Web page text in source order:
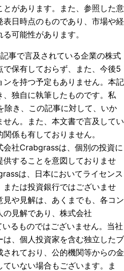
とがあります。また、参照した意
日時点のものであり、市場や経
可能性があります。
事で言及されている企業の株式
保有しておらず、また、今後5
を持つ予定もありません。 本記
独自に執筆したものです。私
き、この記事に対して、いか
ん。また、本文書で言及してい
係も有しておりません。
会社Crabgrassは、個別の投資に
することを意図しておりませ
は、日本においてライセンス
たは投資銀行ではございませ
や見解は、あくまでも、各コン
見解であり、株式会社
るものではございません。当社
、個人投資家を含む独立したブ
れており、公的機関等からの金
いない場合もございます。ま